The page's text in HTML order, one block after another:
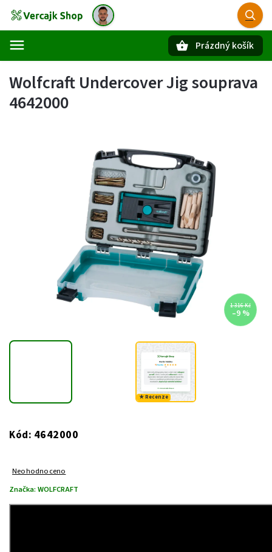
Prázdný košík
Wolfcraft Undercover Jig souprava
4642000
1 316 Kč
–9 %
★ Recenze
Kód: 4642000
Neohodnoceno
Značka: WOLFCRAFT